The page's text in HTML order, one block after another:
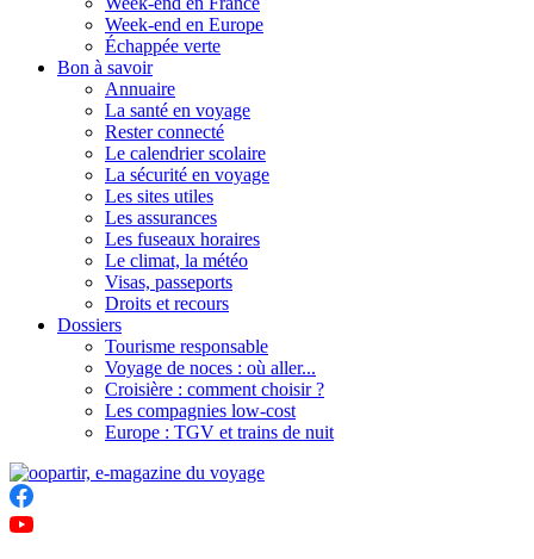
Week-end en Europe
Échappée verte
Bon à savoir
Annuaire
La santé en voyage
Rester connecté
Le calendrier scolaire
La sécurité en voyage
Les sites utiles
Les assurances
Les fuseaux horaires
Le climat, la météo
Visas, passeports
Droits et recours
Dossiers
Tourisme responsable
Voyage de noces : où aller...
Croisière : comment choisir ?
Les compagnies low-cost
Europe : TGV et trains de nuit